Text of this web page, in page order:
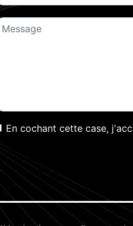
En cochant cette case,